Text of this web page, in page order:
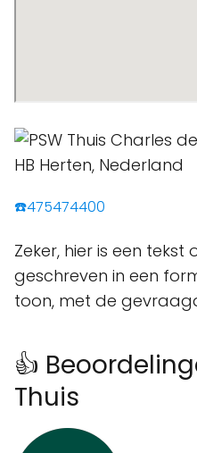
☎️475474400
Zeker, hier is een tekst
geschreven in een
toon, met de
👍
Thuis